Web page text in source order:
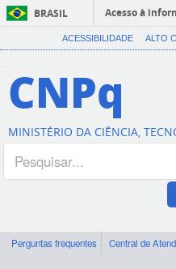
BRASIL
Acesso à
ACESSIBILIDADE ALTO
CNPq
MINISTÉRIO DA CIÊNCIA,
Perguntas frequentes Central de